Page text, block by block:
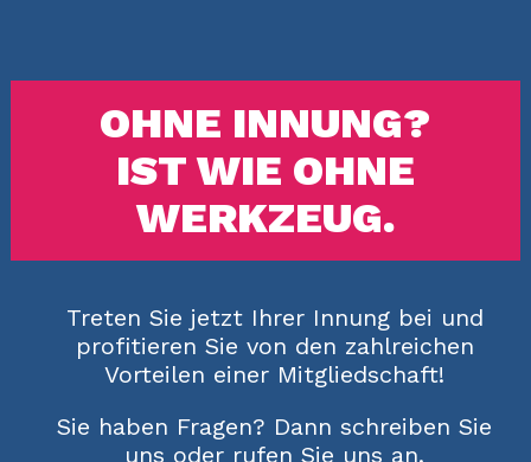
OHNE INNUNG?
IST WIE OHNE
WERKZEUG.
Treten Sie jetzt Ihrer Innung bei und
profitieren Sie von den zahlreichen
Vorteilen einer Mitgliedschaft!
Sie haben Fragen? Dann schreiben Sie
uns oder rufen Sie uns an.